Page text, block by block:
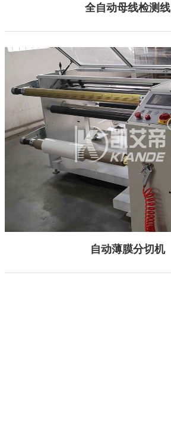
全自动母线检测线
自动薄膜分切机